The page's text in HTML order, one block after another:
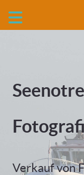
Verkauf von